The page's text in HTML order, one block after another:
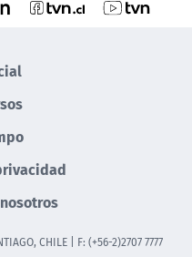
CHILE | F: (+56-2)2707 7777